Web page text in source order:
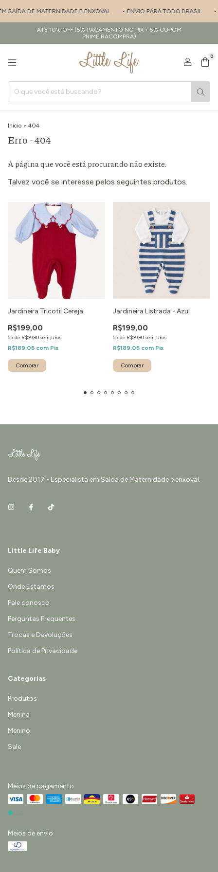
SAÍDA DE MATERNIDADE E ENXOVAL • ENVIO PARA TODO BRASIL •
ATÉ 10% OFF (5% PAGAMENTO NO PIX + 5% CUPOM
PRIMEIRACOMPRA)
0
Início > 404
Erro - 404
A página que você está procurando não existe.
Talvez você se interesse pelos seguintes produtos.
Jardineira Tricotil Cereja
R$199,00
5xde R$39,80 sem juros
R$189,05 com Pix
Comprar
Jardineira Listrada - Azul
R$199,00
5xde R$39,80 sem juros
R$189,05 com Pix
Comprar
Desde 2017 - Especialista em Saída de Maternidade e enxoval.
Little Life Baby
Quem Somos
Onde Estamos
Fale conosco
Perguntas Frequentes
Trocas e Devoluções
Política de Privacidade
Categorias
Produtos
Menina
Menino
Sale
Meios de pagamento
Meios de envio